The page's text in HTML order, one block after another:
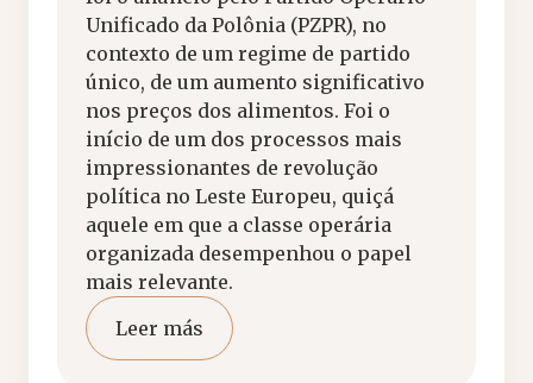
Unificado da Polônia (PZPR), no
contexto de um regime de partido
único, de um aumento significativo
nos preços dos alimentos. Foi o
início de um dos processos mais
impressionantes de revolução
política no Leste Europeu, quiçá
aquele em que a classe operária
organizada desempenhou o papel
mais relevante.
Leer más